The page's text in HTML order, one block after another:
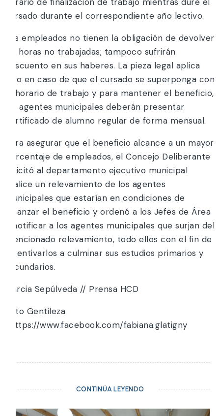
cursado durante el correspondiente año lectivo.
Los empleados no tienen la obligación de devolver
las horas no trabajadas; tampoco sufrirán
descuento en sus haberes. La pieza legal aplica
solo en caso de que el cursado se superponga con
el horario de trabajo y para mantener el beneficio,
los agentes municipales deberán presentar
certificado de alumno regular de forma mensual.
Para asegurar que el beneficio alcance a un mayor
porcentaje de empleados, el Concejo Deliberante
solicitó al departamento ejecutivo municipal
realice un relevamiento de los agentes
municipales que estarían en condiciones de
alcanzar el beneficio y ordenó a los Jefes de Área
a notificar a los agentes municipales que surjan del
mencionado relevamiento, todo ellos con el fin de
incentivarlos a culminar sus estudios primarios y
secundarios.
Marcia Sepúlveda // Prensa HCD
Foto Gentileza
: https://www.facebook.com/fabiana.glatigny
CONTINÚA LEYENDO